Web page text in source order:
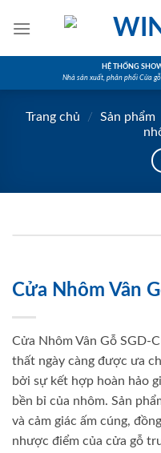
HỆ THỐNG
Nhà sản xuất, phân phối Cửa
Trang chủ / Sản phẩm
Cửa Nhôm Vân
Cửa Nhôm Vân Gỗ SGD-
thất ngày càng được ưa
bởi sự kết hợp hoàn hảo
bền bỉ của nhôm. Sản
và cảm giác ấm cúng,
nhược điểm của cửa gỗ